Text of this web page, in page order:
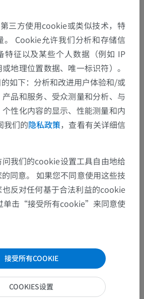
三方使用cookie或类似技术，特
。 Cookie允许我们分析和存储信
特征以及某些个人数据（例如 IP
地理位置数据、唯一标识符）。
如下：分析和改进用户体验和/或
品和服务、受众测量和分析、与
性化内容的显示、性能测量和内
我们的隐私政策，查看有关详细信
我们的cookie设置工具自由地给
同意。 如果您不同意使用这些技
反对任何基于合法利益的cookie
单击“接受所有cookie”来同意使
接受所有COOKIE
COOKIES设置